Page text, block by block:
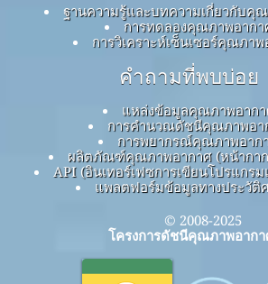
ฐานความรู้และบทความเกี่ยวกับคุ
การทดลองคุณภาพอากา
การวิเคราะห์เซ็นเซอร์คุณภา
คำถามที่พบบ่อย
แหล่งข้อมูลคุณภาพอาก
การคำนวณดัชนีคุณภาพอา
การพยากรณ์คุณภาพอาก
ผลิตภัณฑ์คุณภาพอากาศ (หน้ากา
API (อินเทอร์เฟซการเขียนโปรแกร
แพลตฟอร์มข้อมูลทางประวัติ
© 2008-2025
โครงการดัชนีคุณภาพอาก